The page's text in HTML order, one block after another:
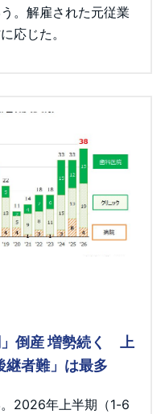
。解雇された元従業
応じた。
倒産 増勢続く 上
者難」は最多
2026年上半期（1-6